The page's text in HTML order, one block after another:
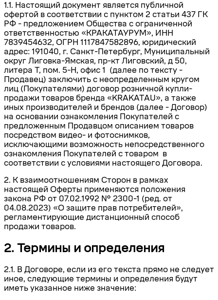
1.1. Настоящий документ является публичной
офертой в соответствии с пунктом 2 статьи 437 ГК
РФ - предложением Общества с ограниченной
ответственностью «КРАКАТАУРУМ», ИНН
7839454632, ОГРН 1117847582896, юридический
адрес: 191040, г. Санкт-Петербург, Муниципальный
округ Лиговка-Ямская, пр-кт Лиговский, д 50,
литера Т, пом. 5-Н, офис 1
(далее по тексту -
Продавец) заключить с неопределенным кругом
лиц (Покупателями) договор розничной купли-
продажи товаров бренда «KRAKATAU», а также
иных производителей и брендов (далее - Договор)
на основании ознакомления Покупателей с
предложенным Продавцом описанием товаров
посредством видео- и фотоснимков,
исключающими возможность непосредственного
ознакомления Покупателей с товаром в
соответствии с условиями настоящего Договора.
2. К взаимоотношениям Сторон в рамках
настоящей Оферты применяются положения
закона РФ от 07.02.1992 № 2300-1 (ред. от
04.08.2023) «О защите прав потребителей»,
регламентирующие дистанционный способ
продажи товаров.
2. Термины и определения
2.1. В Договоре, если из его текста прямо не следует
иное, следующие термины и определения будут
иметь указанное ниже значение: